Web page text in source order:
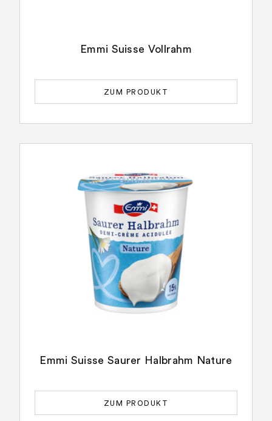
Emmi Suisse Vollrahm
ZUM PRODUKT
Emmi Suisse Saurer Halbrahm Nature
ZUM PRODUKT